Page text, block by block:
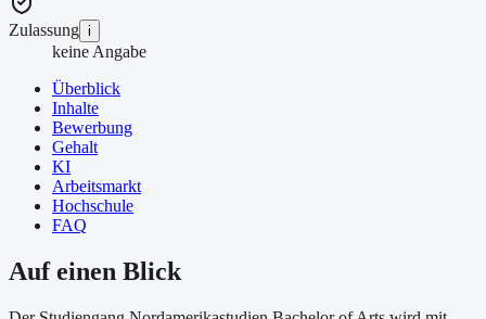
Zulassung i
keine Angabe
Überblick
Inhalte
Bewerbung
Gehalt
KI
Arbeitsmarkt
Hochschule
FAQ
Auf einen Blick